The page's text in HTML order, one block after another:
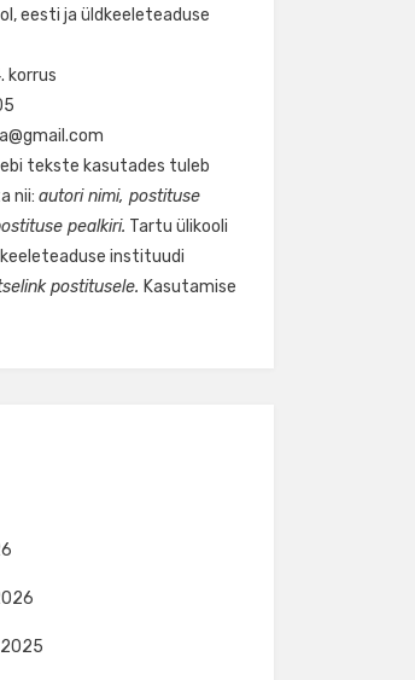
eesti ja üldkeeleteaduse
korrus
tekste kasutades tuleb
nii: autori nimi, postituse
pealkiri. Tartu ülikooli
instituudi
postitusele. Kasutamise